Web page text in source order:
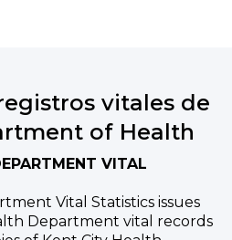
vitales de
of Health
VITAL
Vital Statistics issues
Department vital records